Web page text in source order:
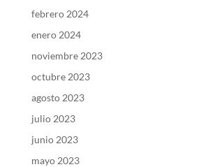
febrero 2024
enero 2024
noviembre 2023
octubre 2023
agosto 2023
julio 2023
junio 2023
mayo 2023